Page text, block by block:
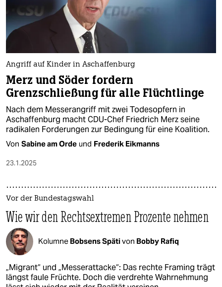
Angriff auf Kinder in Aschaffenburg
Merz und Söder fordern
Grenzschließung für alle Flüchtlinge
Nach dem Messerangriff mit zwei Todesopfern in
Aschaffenburg macht CDU-Chef Friedrich Merz seine
radikalen Forderungen zur Bedingung für eine Koalition.
Von Sabine am Orde und Frederik Eikmanns
23.1.2025
Vor der Bundestagswahl
Wie wir den Rechtsextremen Prozente nehmen
Kolumne Bobsens Spätivon Bobby Rafiq
„Migrant“ und „Messerattacke“: Das rechte Framing trägt
längst faule Früchte. Doch die verdrehte Wahrnehmung